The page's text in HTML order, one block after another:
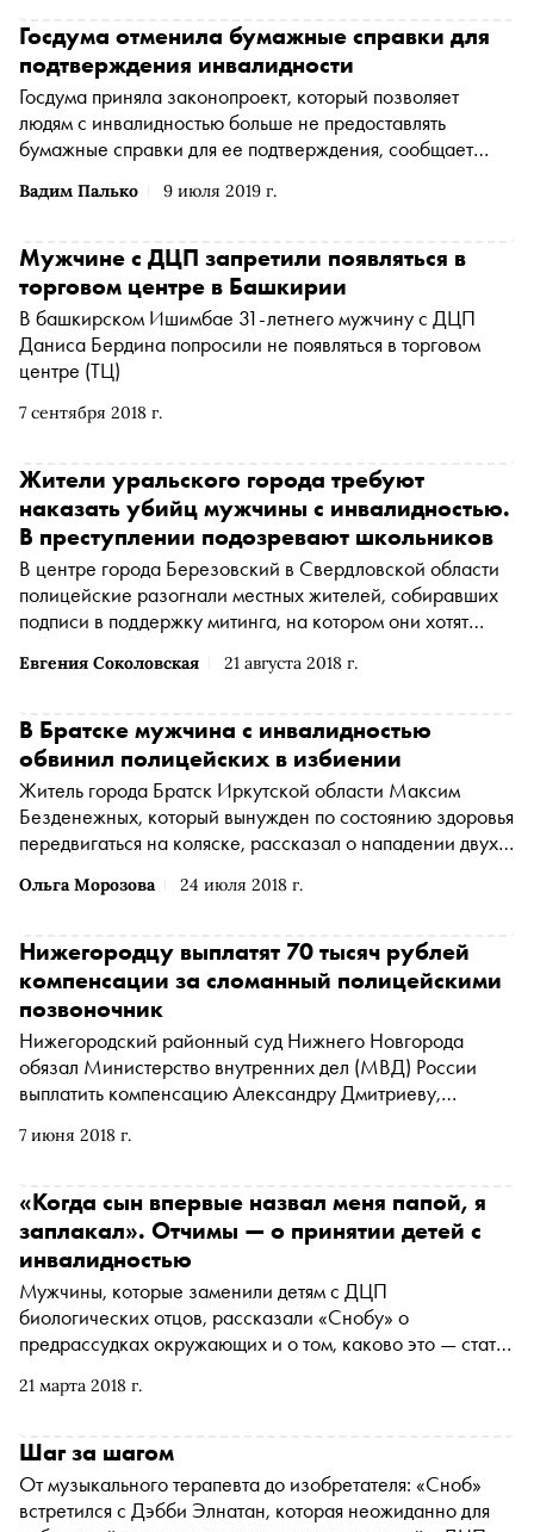
Политехнического музея, а в прошлом — журналиста,
спросить Алёну Лёвину, сокураторку выставки
«Истории, которых не было», об инклюзии, феминизме и
жизни с инвалидностью
Вадим Палько 9 июля 2019 г.
Госдума отменила бумажные справки для
подтверждения инвалидности
Госдума приняла законопроект, который позволяет
людям с инвалидностью больше не предоставлять
бумажные справки для ее подтверждения, сообщает
7 сентября 2018 г.
Мужчине с ДЦП запретили появляться в
торговом центре в Башкирии
В башкирском Ишимбае 31-летнего мужчину с ДЦП
Даниса Бердина попросили не появляться в торговом
центре (ТЦ)
Евгения Соколовская 21 августа 2018 г.
Жители уральского города требуют
наказать убийц мужчины с инвалидностью.
В преступлении подозревают школьников
В центре города Березовский в Свердловской области
полицейские разогнали местных жителей, собиравших
подписи в поддержку митинга, на котором они хотят
подозреваемых в убийстве Дмитрия Рудакова, молодого
Ольга Морозова 24 июля 2018 г.
В Братске мужчина с инвалидностью
обвинил полицейских в избиении
Житель города Братск Иркутской области Максим
Безденежных, который вынужден по состоянию здоровья
передвигаться на коляске, рассказал о нападении двух
7 июня 2018 г.
Нижегородцу выплатят 70 тысяч рублей
компенсации за сломанный полицейскими
позвоночник
Нижегородский районный суд Нижнего Новгорода
обязал Министерство внутренних дел (МВД) России
выплатить компенсацию Александру Дмитриеву,
в краже
21 марта 2018 г.
«Когда сын впервые назвал меня папой, я
заплакал». Отчимы — о принятии детей с
инвалидностью
Мужчины, которые заменили детям с ДЦП
биологических отцов, рассказали «Снобу» о
предрассудках окружающих и о том, каково это — стать
Шаг за шагом
От музыкального терапевта до изобретателя: «Сноб»
встретился с Дэбби Элнатан, которая неожиданно для